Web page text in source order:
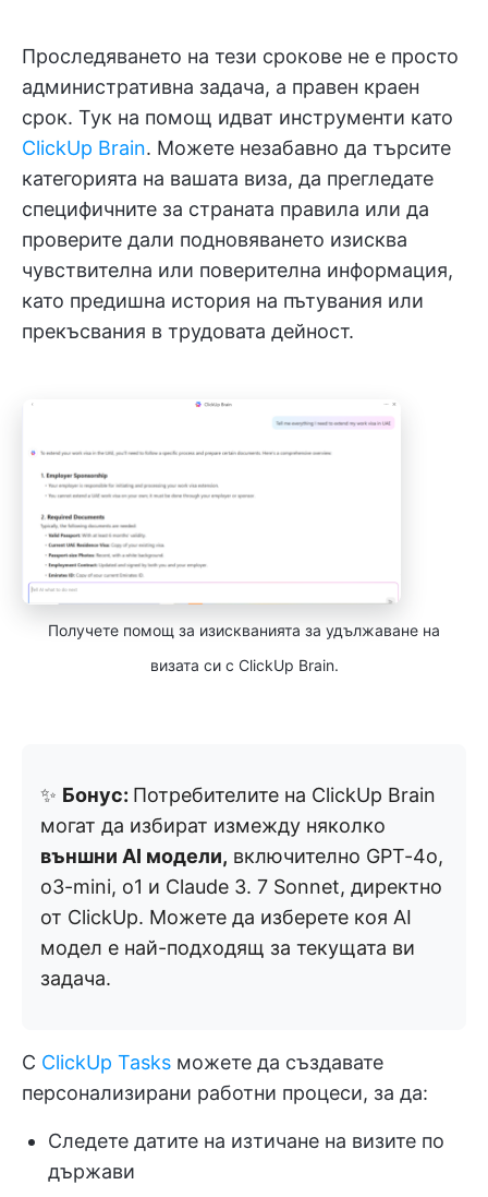
Проследяването на тези срокове не е просто
административна задача, а правен краен
срок. Тук на помощ идват инструменти като
ClickUp Brain. Можете незабавно да търсите
категорията на вашата виза, да прегледате
специфичните за страната правила или да
проверите дали подновяването изисква
чувствителна или поверителна информация,
като предишна история на пътувания или
прекъсвания в трудовата дейност.
Получете помощ за изискванията за удължаване на
визата си с ClickUp Brain.
✨ Бонус: Потребителите на ClickUp Brain
могат да избират измежду няколко
външни AI модели, включително GPT-4o,
o3-mini, o1 и Claude 3. 7 Sonnet, директно
от ClickUp. Можете да изберете коя AI
модел е най-подходящ за текущата ви
задача.
С ClickUp Tasks можете да създавате
персонализирани работни процеси, за да:
Следете датите на изтичане на визите по
държави